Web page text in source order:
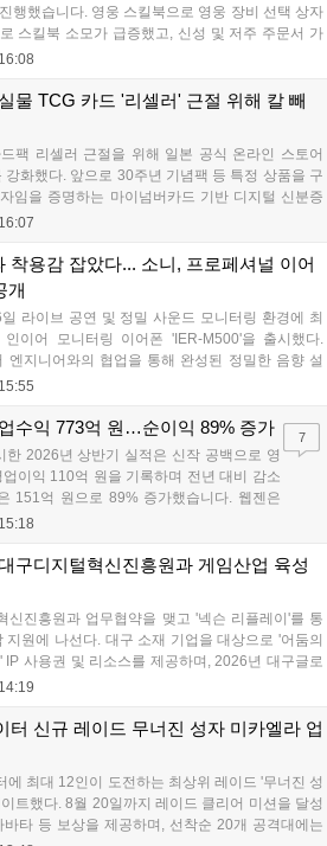
행했습니다. 영웅 스킬북으로 영웅 장비 선택 상자
스킬북 소모가 급증했고, 신성 및 저주 주문서 가
다. 나인 코어 시세는 보합세를 유지 중이며, 신의
재료는 현상을 유지하고 있으며, 영웅 등급 장비
락을 보이고 있습니다....
16:08
물 TCG 카드 '리셀러' 근절 위해 칼 빼
팩 리셀러 근절을 위해 일본 공식 온라인 스토어
강화했다. 앞으로 30주년 기념팩 등 특정 상품을 구
임을 증명하는 마이넘버카드 기반 디지털 신분증
들은 온라인 추첨제로만 판매되며, 이번 조치는 과
안정화에 어떤 영향을 미칠지 업계의 이목이 쏠
16:07
착용감 잡았다... 소니, 프로페셔널 이어
개
라이브 공연 및 정밀 사운드 모니터링 환경에 최
인이어 모니터링 이어폰 'IER-M500'을 출시했다.
엔지니어와의 협업을 통해 완성된 정밀한 음향 설
성능을 갖춰, 외부 소음이 많은 환경에서도 디테
장시간 착용 시에도 안정적이고 편안한 환경을 제
15:55
수익 773억 원…순이익 89% 증가
한 2026년 상반기 실적은 신작 공백으로 영
이익 110억 원을 기록하며 전년 대비 감소
151억 원으로 89% 증가했습니다. 웹젠은
를 예고하며 전략게임 '프로젝트 D1'의 정보
코미케에 출품하며 해외 시장 공략을 강화
내년 신작 출시를 위해 하반기 적극적인
고 주주가치 제고에 힘쓰겠다고 밝혔습니
15:18
7
구디지털혁신진흥원과 게임산업 육성
신진흥원과 업무협약을 맺고 '넥슨 리플레이'를 통
지원에 나선다. 대구 소재 기업을 대상으로 '어둠의
IP 사용권 및 리소스를 제공하며, 2026년 대구글로
사업으로 추진된다. 넥슨은 심사에 직접 참여해 완
확대해 나갈 방침이다....
14:19
터 신규 레이드 무너진 성자 미카엘라 업
에 최대 12인이 도전하는 최상위 레이드 '무너진 성
트했다. 8월 20일까지 레이드 클리어 미션을 달성
타 등 보상을 제공하며, 선착순 20개 공격대에는